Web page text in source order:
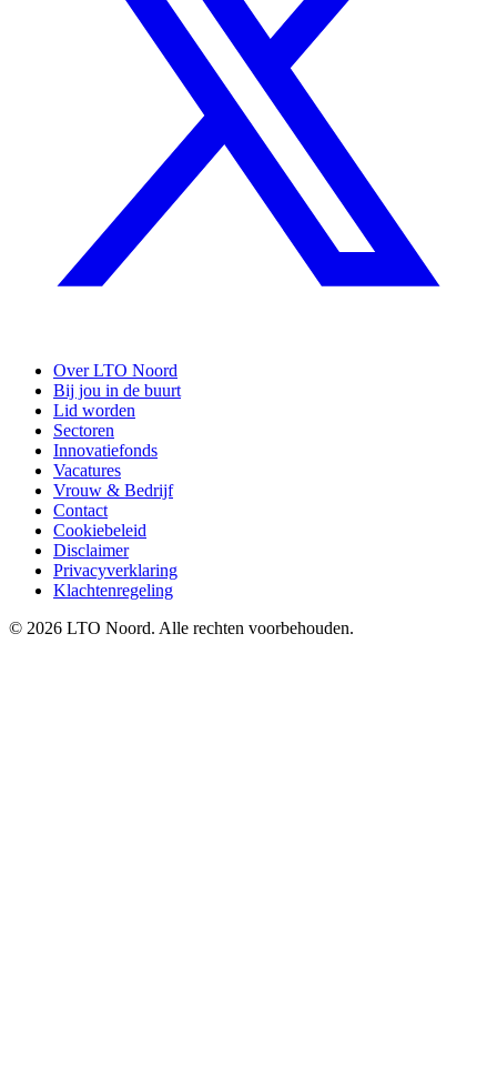
Over LTO Noord
Bij jou in de buurt
Lid worden
Sectoren
Innovatiefonds
Vacatures
Vrouw & Bedrijf
Contact
Cookiebeleid
Disclaimer
Privacyverklaring
Klachtenregeling
© 2026 LTO Noord. Alle rechten voorbehouden.